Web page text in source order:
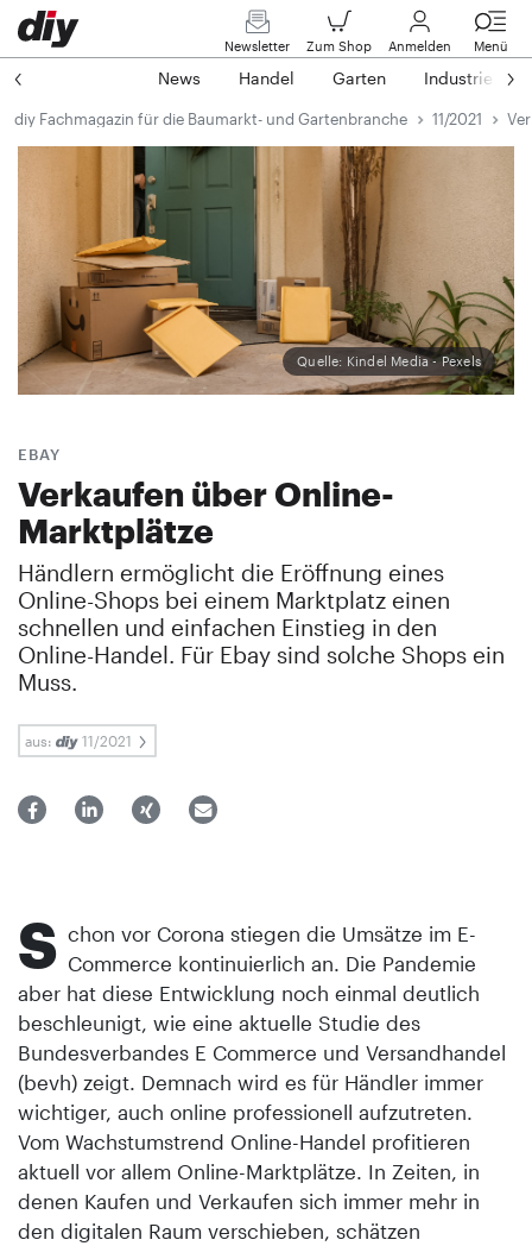
Newsletter Zum Shop Anmelden Menü
News Handel Garten Industrie
diy Fachmagazin für die Baumarkt- und Gartenbranche 11/2021
Quelle: Kindel Media - Pexels
EBAY
Verkaufen über Online-
Marktplätze
Händlern ermöglicht die Eröffnung eines
Online-Shops bei einem Marktplatz einen
schnellen und einfachen Einstieg in den
Online-Handel. Für Ebay sind solche Shops ein
Muss.
aus: 11/2021
S chon vor Corona stiegen die Umsätze im E-
Commerce kontinuierlich an. Die Pandemie
aber hat diese Entwicklung noch einmal deutlich
beschleunigt, wie eine aktuelle Studie des
Bundesverbandes E Commerce und Versandhandel
(bevh) zeigt. Demnach wird es für Händler immer
wichtiger, auch online professionell aufzutreten.
Vom Wachstumstrend Online-Handel profitieren
aktuell vor allem Online-Marktplätze. In Zeiten, in
denen Kaufen und Verkaufen sich immer mehr in
den digitalen Raum verschieben, schätzen